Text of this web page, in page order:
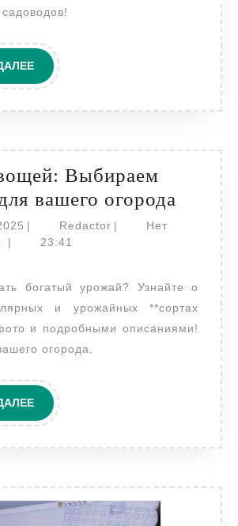
ЧИТАТЬ
ДАЛЕЕ
Выбираем
вашего огорода Сорта
для
5
марта
| RedactorRedactor
|
Нет
| 23:41
и урожайных **сортах
и подробными описаниями!
огорода.
ЧИТАТЬ
ДАЛЕЕ